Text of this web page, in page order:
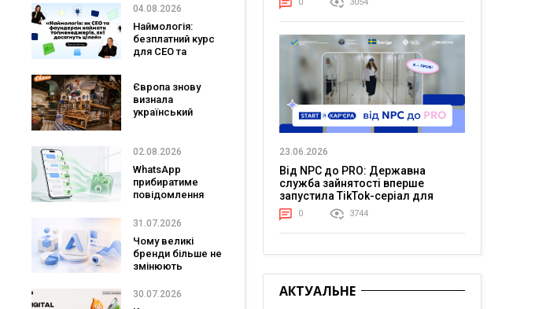
04.08.2026
Наймологія:
безплатний курс
для CEO та
Європа знову
визнала
український
до рейтингу
найкращих
супермаркетів
02.08.2026
WhatsApp
прибиратиме
повідомлення
основних чатів: що
бізнесу
31.07.2026
Чому великі
бренди більше не
змінюють
роки
30.07.2026
напрузі
23.06.2026
Від NPC до PRO: Державна
служба зайнятості вперше
запустила TikTok-серіал для
молоді
0 3744
АКТУАЛЬНЕ